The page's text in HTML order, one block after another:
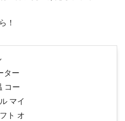
！
ター
コー
マイ
ト オ